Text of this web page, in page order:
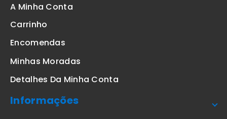
A Minha Conta
Carrinho
Encomendas
Minhas Moradas
Detalhes Da Minha Conta
Informações